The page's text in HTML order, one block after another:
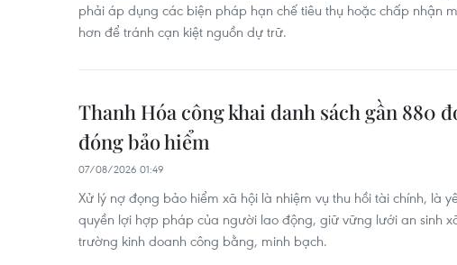
phải áp dụng các biện pháp hạn chế tiêu thụ hoặc chấp nhận
hơn để tránh cạn kiệt nguồn dự trữ.
Thanh Hóa công khai danh sách gần 880
đóng bảo hiểm
07/08/2026 01:49
Xử lý nợ đọng bảo hiểm xã hội là nhiệm vụ thu hồi tài chính, là
quyền lợi hợp pháp của người lao động, giữ vững lưới an sinh
trường kinh doanh công bằng, minh bạch.